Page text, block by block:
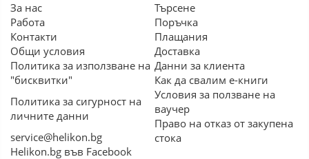
За нас
Работа
Контакти
Общи условия
Политика за използване на
"бисквитки"
Политика за сигурност на
личните данни
service@helikon.bg
Helikon.bg във Facebook
Търсене
Поръчка
Плащания
Доставка
Данни за клиента
Как да свалим е-книги
Условия за ползване на
ваучер
Право на отказ от закупена
стока